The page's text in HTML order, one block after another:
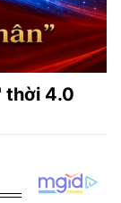
thời 4.0